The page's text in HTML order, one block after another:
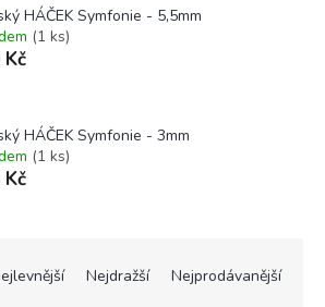
HÁČEK Symfonie - 5,5mm
(1 ks)
Kč
HÁČEK Symfonie - 3mm
(1 ks)
Kč
Nejdražší Nejprodávanější